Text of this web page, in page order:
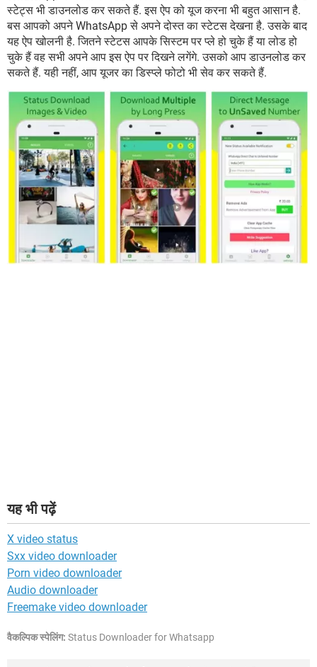
स्टेट्स भी डाउनलोड कर सकते हैं. इस ऐप को यूज करना भी बहुत आसान है.
बस आपको अपने WhatsApp से अपने दोस्त का स्टेटस देखना है. उसके बाद
यह ऐप खोलनी है. जितने स्टेटस आपके सिस्टम पर प्ले हो चुके हैं या लोड हो
चुके हैं वह सभी अपने आप इस ऐप पर दिखने लगेंगे. उसको आप डाउनलोड कर
सकते हैं. यही नहीं, आप यूजर का डिस्प्ले फोटो भी सेव कर सकते हैं.
यह भी पढ़ें
X video status
Sxx video downloader
Porn video downloader
Audio downloader
Freemake video downloader
वैकल्पिक स्पेलिंग: Status Downloader for Whatsapp